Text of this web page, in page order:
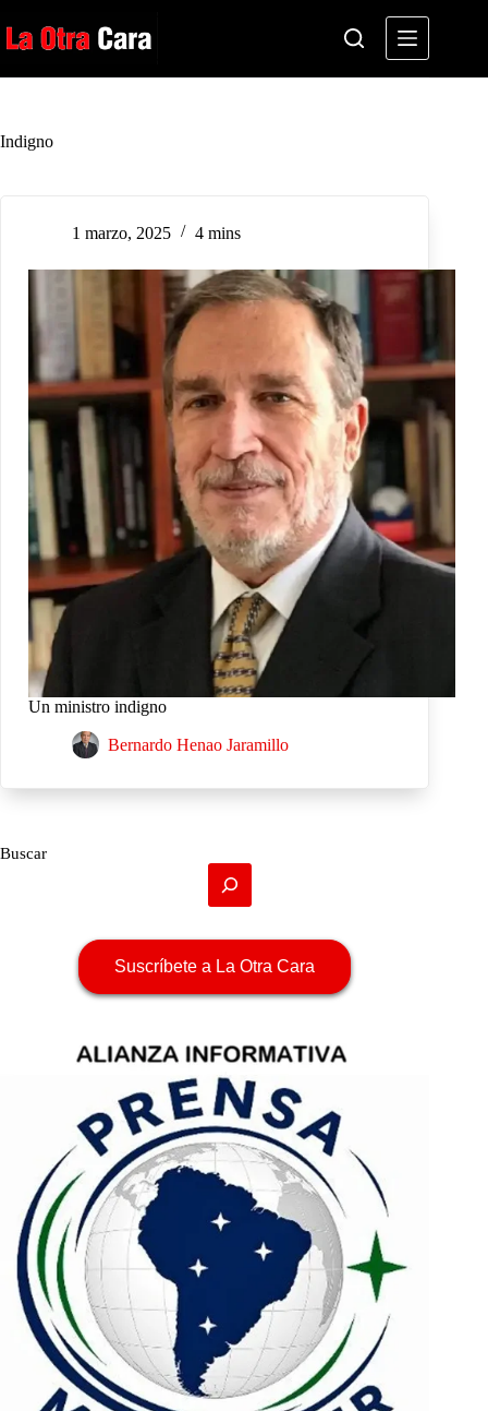
al
contenido
Indigno
1 marzo, 2025 4 mins
Un ministro indigno
Bernardo Henao Jaramillo
Buscar
Suscríbete a La Otra Cara